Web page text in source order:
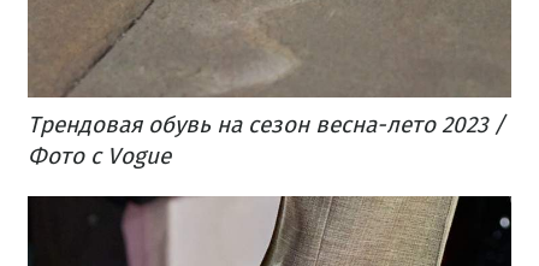
Трендовая обувь на сезон весна-лето 2023 /
Фото с Vogue